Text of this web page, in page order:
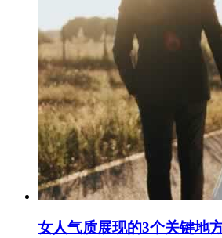
女人气质展现的3个关键地